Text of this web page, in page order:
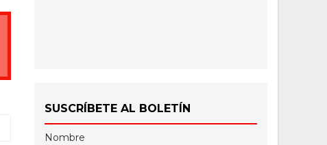
SUSCRÍBETE AL BOLETÍN
Nombre